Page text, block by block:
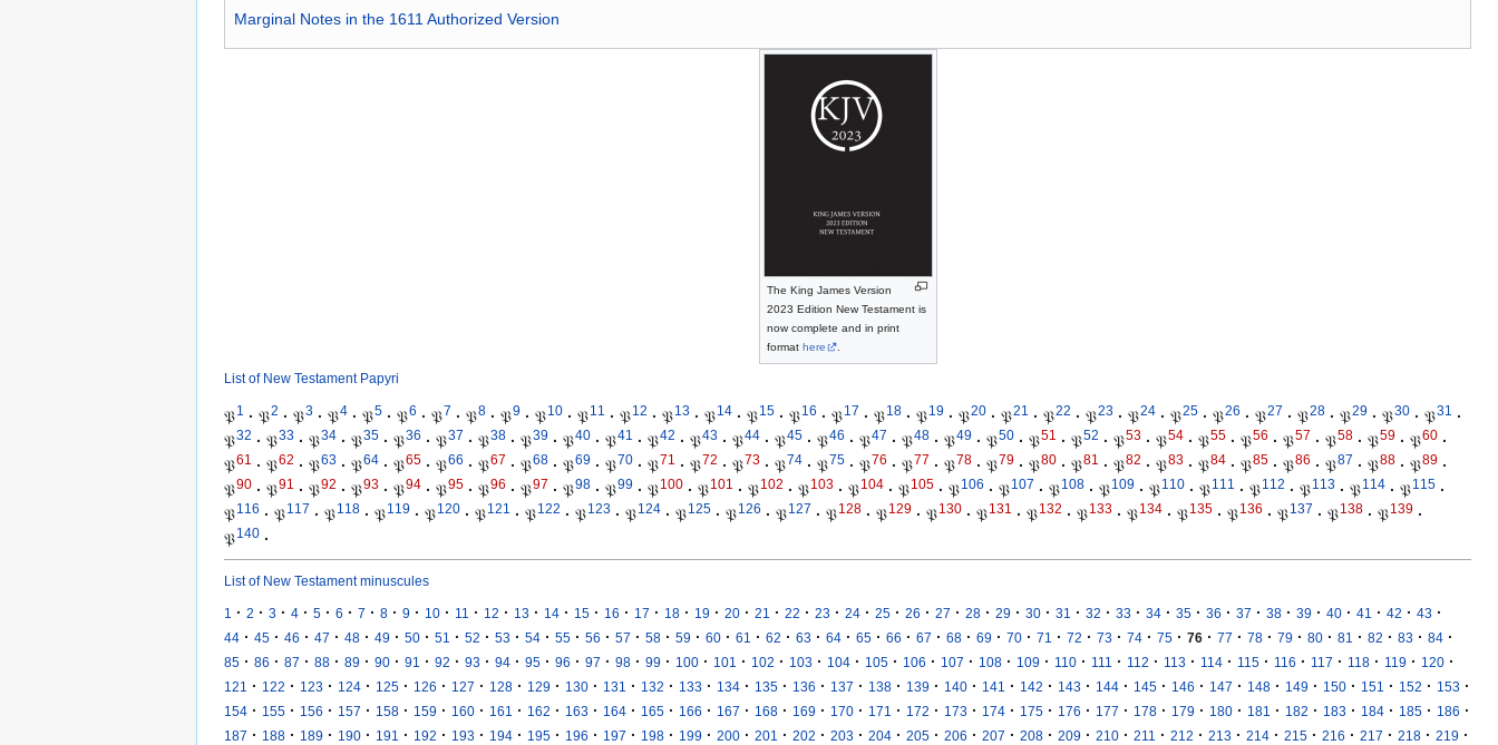
Marginal Notes in the 1611 Authorized Version
The King James Version
2023 Edition New Testament is
now complete and in print
format here .
List of New Testament Papyri
𝔓1 · 𝔓2 · 𝔓3 · 𝔓4 · 𝔓5 · 𝔓6 · 𝔓7 · 𝔓8 · 𝔓9 · 𝔓10 · 𝔓11 · 𝔓12 · 𝔓13 · 𝔓14 · 𝔓15 · 𝔓16 · 𝔓17 · 𝔓18 · 𝔓19 · 𝔓20 · 𝔓21 · 𝔓22 · 𝔓23 · 𝔓24 · 𝔓25 · 𝔓26 · 𝔓27 · 𝔓28 · 𝔓29 · 𝔓30 · 𝔓31
·
𝔓32 · 𝔓33 · 𝔓34 · 𝔓35 · 𝔓36 · 𝔓37 · 𝔓38 · 𝔓39 · 𝔓40 · 𝔓41 · 𝔓42 · 𝔓43 · 𝔓44 · 𝔓45 · 𝔓46 · 𝔓47 · 𝔓48 · 𝔓49 · 𝔓50 · 𝔓51 · 𝔓52 · 𝔓53 · 𝔓54 · 𝔓55 · 𝔓56 · 𝔓57 · 𝔓58 · 𝔓59 · 𝔓60 ·
𝔓61 · 𝔓62 · 𝔓63 · 𝔓64 · 𝔓65 · 𝔓66 · 𝔓67 · 𝔓68 · 𝔓69 · 𝔓70 · 𝔓71 · 𝔓72 · 𝔓73 · 𝔓74 · 𝔓75 · 𝔓76 · 𝔓77 · 𝔓78 · 𝔓79 · 𝔓80 · 𝔓81 · 𝔓82 · 𝔓83 · 𝔓84 · 𝔓85 · 𝔓86 · 𝔓87 · 𝔓88 · 𝔓89 ·
𝔓90 · 𝔓91 · 𝔓92 · 𝔓93 · 𝔓94 · 𝔓95 · 𝔓96 · 𝔓97 · 𝔓98 · 𝔓99 · 𝔓100 · 𝔓101 · 𝔓102 · 𝔓103 · 𝔓104 · 𝔓105 · 𝔓106 · 𝔓107 · 𝔓108 · 𝔓109 · 𝔓110 · 𝔓111 · 𝔓112 · 𝔓113 · 𝔓114 · 𝔓115 ·
𝔓116 · 𝔓117 · 𝔓118 · 𝔓119 · 𝔓120 · 𝔓121 · 𝔓122 · 𝔓123 · 𝔓124 · 𝔓125 · 𝔓126 · 𝔓127 · 𝔓128 · 𝔓129 · 𝔓130 · 𝔓131 · 𝔓132 · 𝔓133 · 𝔓134 · 𝔓135 · 𝔓136 · 𝔓137 · 𝔓138 · 𝔓139 ·
𝔓140 ·
List of New Testament minuscules
1 · 2 · 3 · 4 · 5 · 6 · 7 · 8 · 9 · 10 · 11 · 12 · 13 · 14 · 15 · 16 · 17 · 18 · 19 · 20 · 21 · 22 · 23 · 24 · 25 · 26 · 27 · 28 · 29 · 30 · 31 · 32 · 33 · 34 · 35 · 36 · 37 · 38 · 39 · 40 · 41 · 42 · 43 ·
44 · 45 · 46 · 47 · 48 · 49 · 50 · 51 · 52 · 53 · 54 · 55 · 56 · 57 · 58 · 59 · 60 · 61 · 62 · 63 · 64 · 65 · 66 · 67 · 68 · 69 · 70 · 71 · 72 · 73 · 74 · 75 · 76 · 77 · 78 · 79 · 80 · 81 · 82 · 83 · 84 ·
85 · 86 · 87 · 88 · 89 · 90 · 91 · 92 · 93 · 94 · 95 · 96 · 97 · 98 · 99 · 100 · 101 · 102 · 103 · 104 · 105 · 106 · 107 · 108 · 109 · 110 · 111 · 112 · 113 · 114 · 115 · 116 · 117 · 118 · 119 · 120 ·
121 · 122 · 123 · 124 · 125 · 126 · 127 · 128 · 129 · 130 · 131 · 132 · 133 · 134 · 135 · 136 · 137 · 138 · 139 · 140 · 141 · 142 · 143 · 144 · 145 · 146 · 147 · 148 · 149 · 150 · 151 · 152 · 153 ·
154 · 155 · 156 · 157 · 158 · 159 · 160 · 161 · 162 · 163 · 164 · 165 · 166 · 167 · 168 · 169 · 170 · 171 · 172 · 173 · 174 · 175 · 176 · 177 · 178 · 179 · 180 · 181 · 182 · 183 · 184 · 185 · 186 ·
187 · 188 · 189 · 190 · 191 · 192 · 193 · 194 · 195 · 196 · 197 · 198 · 199 · 200 · 201 · 202 · 203 · 204 · 205 · 206 · 207 · 208 · 209 · 210 · 211 · 212 · 213 · 214 · 215 · 216 · 217 · 218 · 219 ·